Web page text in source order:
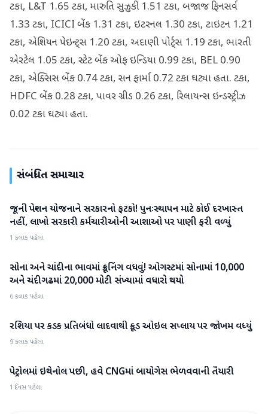
ટકા, L&T 1.65 ટકા, મારુતિ સુઝુકી 1.51 ટકા, બજાજ ફિનસર્વ
1.33 ટકા, ICICI બેંક 1.31 ટકા, ઇટરનલ 1.30 ટકા, ટાઇટન 1.21
ટકા, એશિયન પેઇન્ટ્સ 1.20 ટકા, અદાણી પોર્ટ્સ 1.19 ટકા, ભારતી
એરટેલ 1.05 ટકા, સ્ટેટ બેંક ઓફ ઇન્ડિયા 0.99 ટકા, BEL 0.90
ટકા, એક્સિસ બેંક 0.74 ટકા, સન ફાર્મા 0.72 ટકા ઘટ્યા હતા. ટકા,
HDFC બેંક 0.28 ટકા, પાવર ગ્રીડ 0.26 ટકા, રિલાયન્સ ઇન્ડસ્ટ્રીઝ
0.02 ટકા ઘટ્યા હતા.
સંબંધિત સમાચાર
બિઝનેસ
જૂની પેન્શન યોજનાને સરકારનો ફટકો! પુનઃસ્થાપન માટે કોઈ દરખાસ્ત
નહીં, લાખો સરકારી કર્મચારીઓની આશાઓ પર પાણી ફરી વળ્યું
1 કલાક પહેલા
બિઝનેસ
સોના અને ચાંદીના ભાવમાં ક્રૂનિંગ વધવું! ઓગસ્ટમાં સોનામાં 10,000
અને ચંદીગઢમાં 20,000 મોટી સંખ્યામાં વધારો થયો
6 કલાક પહેલા
બિઝનેસ
રશિયા પર કડક પ્રતિબંધો લાદવાથી ક્રૂડ ઓઇલ સપ્લાય પર જોખમ વધ્યું
9 કલાક પહેલા
બિઝનેસ
પેટ્રોલમાં ઇથેનોલ પછી, હવે CNGમાં બાયોગેસ ભેળવવાની તૈયારી
1 દિવસ પહેલા